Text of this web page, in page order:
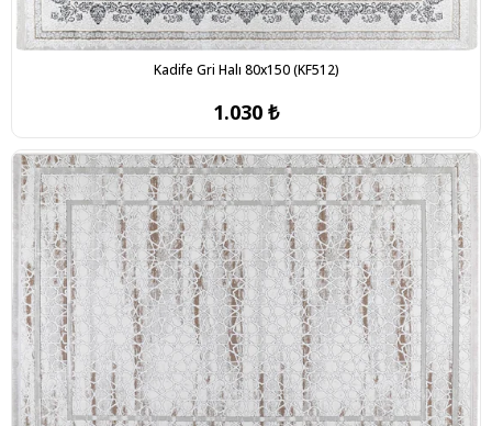
Kadife Gri Halı 80x150 (KF512)
1.030 ₺